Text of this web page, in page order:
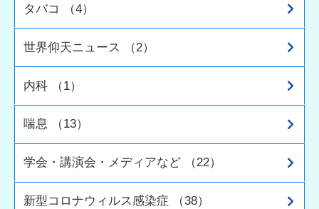
タバコ （4）
世界仰天ニュース （2）
内科 （1）
喘息 （13）
学会・講演会・メディアなど （22）
新型コロナウィルス感染症 （38）